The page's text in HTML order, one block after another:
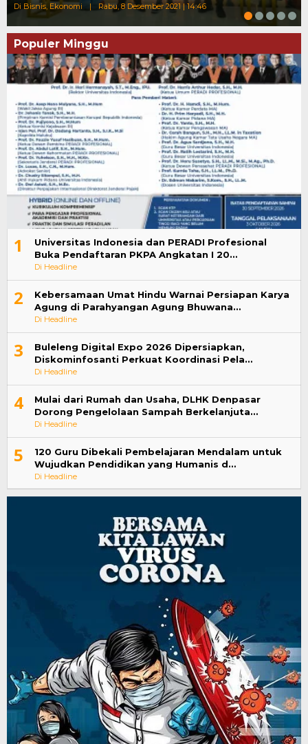
Di Bisnis, Ekonomi | Rabu, 8 Desember 2021 | 14:46
Populer Minggu
1
Universitas Indonesia dan PERADI Profesional
Buka Pendaftaran PKPA Angkatan I 20…
Di Headline
2
Kebersamaan Umat Hindu Warnai Persiapan Karya
Agung di Parahyangan Agung Bhuwana…
Di Headline
3
Buleleng Digital Expo 2026 Dipersiapkan,
Diskominfosanti Perkuat Koordinasi Pela…
Di Headline
4
Mulai dari Rumah dan Usaha, DLHK Denpasar
Dorong Pengelolaan Sampah Berkelanjuta…
Di Headline
5
120 Guru Dibekali Pembelajaran Mendalam untuk
Wujudkan Pendidikan yang Humanis d…
Di Headline